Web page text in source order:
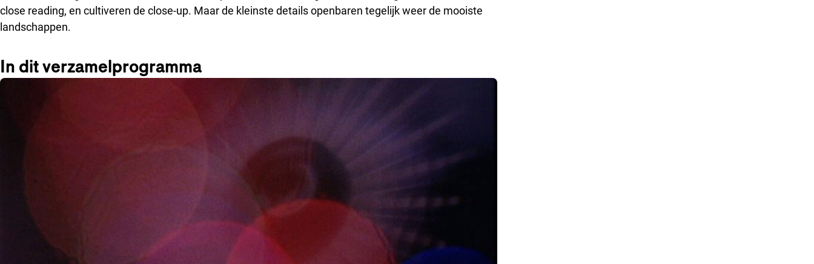
close reading, en cultiveren de close-up. Maar de kleinste details openbaren tegelijk weer de mooiste
landschappen.
In dit verzamelprogramma